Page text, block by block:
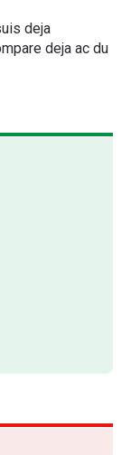
deja
deja ac du